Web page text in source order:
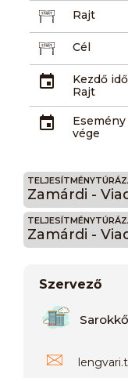
Rajt
Cél
Kezdő
Rajt
Esemény
vége
Szervező